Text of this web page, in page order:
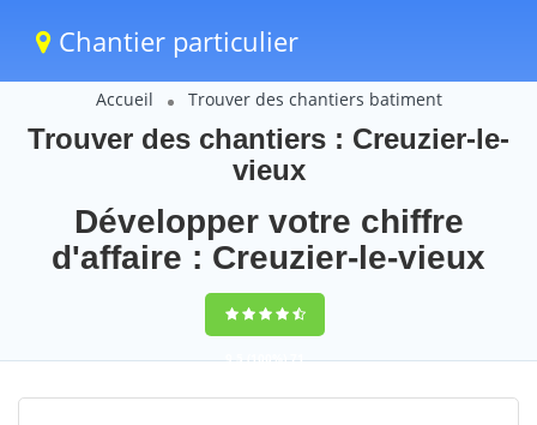
Chantier particulier
Accueil Trouver des chantiers batiment
Trouver des chantiers : Creuzier-le-
vieux
Développer votre chiffre
d'affaire : Creuzier-le-vieux
9,5(100%)71
votes